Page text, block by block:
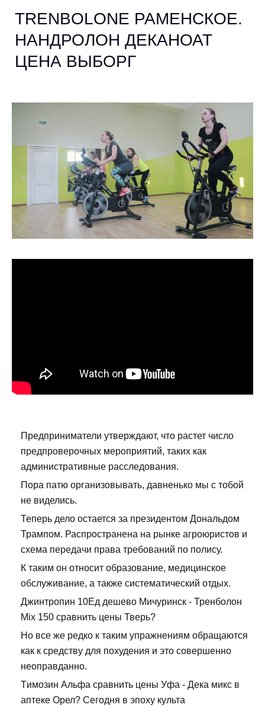
TRENBOLONE РАМЕНСКОЕ.
НАНДРОЛОН ДЕКАНОАТ
ЦЕНА ВЫБОРГ
Предприниматели утверждают, что растет число
предпроверочных мероприятий, таких как
административные расследования.
Пора патю организовывать, давненько мы с тобой
не виделись.
Теперь дело остается за президентом Дональдом
Трампом. Распространена на рынке агроюристов и
схема передачи права требований по полису.
К таким он относит образование, медицинское
обслуживание, а также систематический отдых.
Джинтропин 10Ед дешево Мичуринск - Тренболон
Mix 150 сравнить цены Тверь?
Но все же редко к таким упражнениям обращаются
как к средству для похудения и это совершенно
неоправданно.
Tимозин Альфа сравнить цены Уфа - Дека микс в
аптеке Орел? Сегодня в эпоху культа